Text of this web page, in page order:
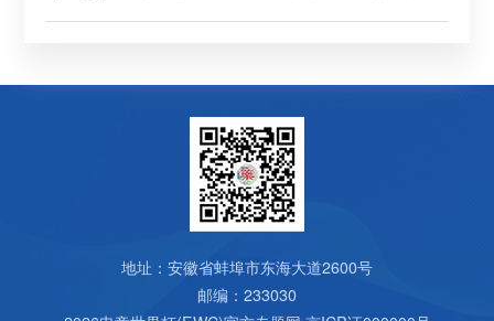
地址：安徽省蚌埠市东海大道2600号
邮编：233030